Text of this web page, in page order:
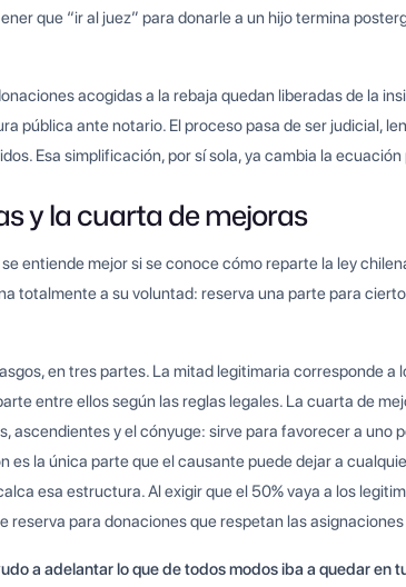
que “ir al juez” para donarle a un hijo termina
acogidas a la rebaja quedan liberadas de la
pública ante notario. El proceso pasa de ser judicial,
Esa simplificación, por sí sola, ya cambia la
y la cuarta de mejoras
entiende mejor si se conoce cómo reparte la ley
totalmente a su voluntad: reserva una parte para
en tres partes. La mitad legitimaria corresponde
entre ellos según las reglas legales. La cuarta de
ascendientes y el cónyuge: sirve para favorecer a uno
es la única parte que el causante puede dejar a
esa estructura. Al exigir que el 50% vaya a los
reserva para donaciones que respetan las
a adelantar lo que de todos modos iba a quedar en